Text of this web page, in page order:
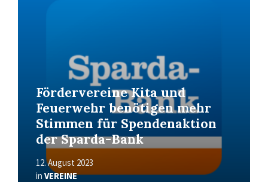
Fördervereine Kita und
Feuerwehr benötigen mehr
Stimmen für Spendenaktion
der Sparda-Bank
12. August 2023
in VEREINE